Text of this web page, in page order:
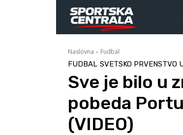
Naslovna Fudbal
FUDBAL SVETSKO PRVENSTVO
Sve je bilo u
pobeda
(VIDEO)